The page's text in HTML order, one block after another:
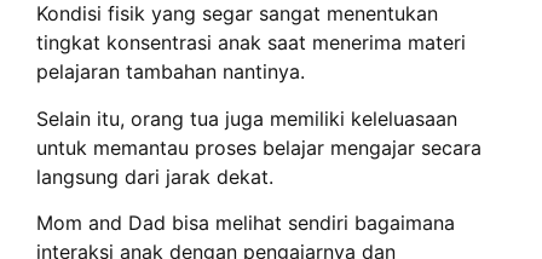
Kondisi fisik yang segar sangat menentukan
tingkat konsentrasi anak saat menerima materi
pelajaran tambahan nantinya.
Selain itu, orang tua juga memiliki keleluasaan
untuk memantau proses belajar mengajar secara
langsung dari jarak dekat.
Mom and Dad bisa melihat sendiri bagaimana
interaksi anak dengan pengajarnya dan